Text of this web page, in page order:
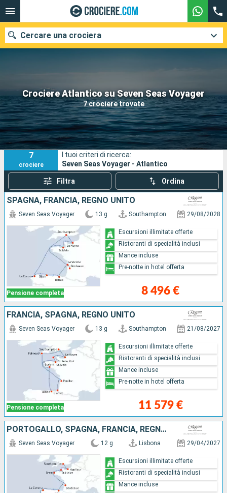
Crociere Atlantico su Seven Seas Voyager
7 crociere trovate
Cercare una crociera
Le nostre destinazioni
Mesi di partenza
Porti Compagnie
Ricerca
7
crociere
I tuoi criteri di ricerca:
Seven Seas Voyager - Atlantico
Filtra Ordina
SPAGNA, FRANCIA, REGNO UNITO
Pensione completa
Seven Seas Voyager 13 g Southampton 29/08/2028
8 496 €
Escursioni illimitate offerte
Ristoranti di specialità inclusi
Mance incluse
Pre-notte in hotel offerta
FRANCIA, SPAGNA, REGNO UNITO
Pensione completa
Seven Seas Voyager 13 g Southampton 21/08/2027
11 579 €
Escursioni illimitate offerte
Ristoranti di specialità inclusi
Mance incluse
Pre-notte in hotel offerta
PORTOGALLO, SPAGNA, FRANCIA, REGNO UNITO
Seven Seas Voyager 12 g Lisbona 29/04/2027
Escursioni illimitate offerte
Ristoranti di specialità inclusi
Mance incluse